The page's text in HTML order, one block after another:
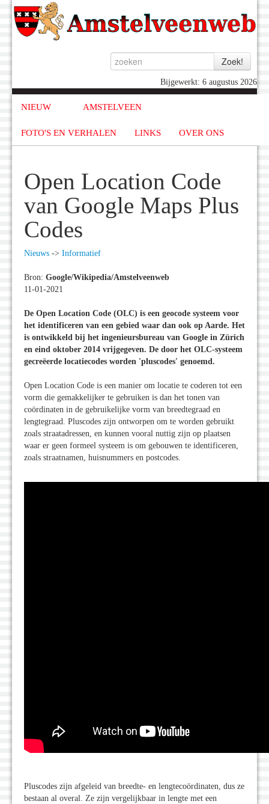
Bijgewerkt: 6 augustus 2026
NIEUW AMSTELVEEN
FOTO'S EN VERHALEN LINKS OVER ONS
Open Location Code
van Google Maps Plus
Codes
Nieuws -> Informatief
Bron: Google/Wikipedia/Amstelveenweb
11-01-2021
De Open Location Code (OLC) is een geocode systeem voor
het identificeren van een gebied waar dan ook op Aarde. Het
is ontwikkeld bij het ingenieursbureau van Google in Zürich
en eind oktober 2014 vrijgegeven. De door het OLC-systeem
gecreëerde locatiecodes worden 'pluscodes' genoemd.
Open Location Code is een manier om locatie te coderen tot een
vorm die gemakkelijker te gebruiken is dan het tonen van
coördinaten in de gebruikelijke vorm van breedtegraad en
lengtegraad. Pluscodes zijn ontworpen om te worden gebruikt
zoals straatadressen, en kunnen vooral nuttig zijn op plaatsen
waar er geen formeel systeem is om gebouwen te identificeren,
zoals straatnamen, huisnummers en postcodes.
Pluscodes zijn afgeleid van breedte- en lengtecoördinaten, dus ze
bestaan al overal. Ze zijn vergelijkbaar in lengte met een